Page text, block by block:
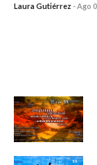
Laura Gutiérrez -Ago